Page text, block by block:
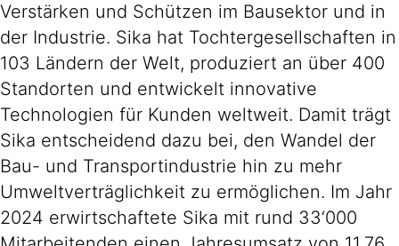
Verstärken und Schützen im Bausektor und in
der Industrie. Sika hat Tochtergesellschaften in
103 Ländern der Welt, produziert an über 400
Standorten und entwickelt innovative
Technologien für Kunden weltweit. Damit trägt
Sika entscheidend dazu bei, den Wandel der
Bau- und Transportindustrie hin zu mehr
Umweltverträglichkeit zu ermöglichen. Im Jahr
2024 erwirtschaftete Sika mit rund 33‘000